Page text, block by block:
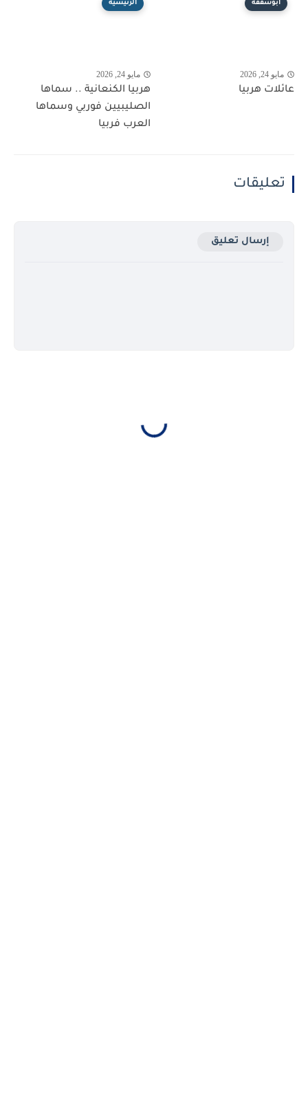
أبوشقفة
مايو 24, 2026
عائلات هربيا
الرئيسية
مايو 24, 2026
هربيا الكنعانية .. سماها
الصليبيين فوربي وسماها
العرب فربيا
تعليقات
إرسال تعليق